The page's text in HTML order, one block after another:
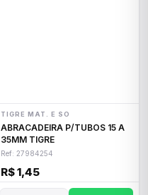
TIGRE MAT. E SO
ABRACADEIRA P/TUBOS 15 A
35MM TIGRE
Ref: 27984254
R$ 1,45